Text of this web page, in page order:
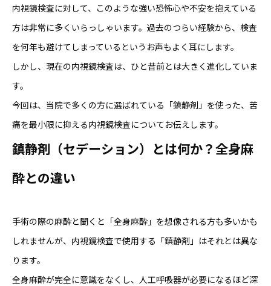
内視鏡検査に対して、このような強い恐怖心や不安を抱えている
方は非常に多くいらっしゃいます。過去のつらい経験から、検査
を何年も避けてしまっているというお声もよく耳にします。
しかし、現在の内視鏡検査は、ひと昔前とは大きく進化していま
す。
今回は、当院で多くの方に選ばれている「鎮静剤」を使った、苦
痛を最小限に抑える内視鏡検査についてお伝えします。
鎮静剤（セデーション）とは何か？全身麻
酔との違い
手術の際の麻酔と聞くと「全身麻酔」を想像される方も多いかも
しれませんが、内視鏡検査で使用する「鎮静剤」はそれとは異な
ります。
全身麻酔が完全に意識をなくし、人工呼吸器が必要になるほど深